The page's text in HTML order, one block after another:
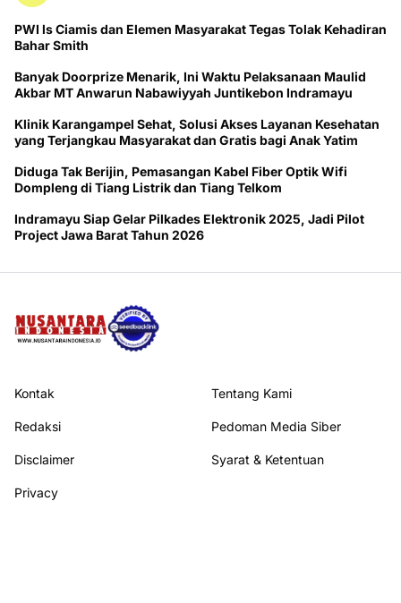
PWI ls Ciamis dan Elemen Masyarakat Tegas Tolak Kehadiran
Bahar Smith
Banyak Doorprize Menarik, Ini Waktu Pelaksanaan Maulid
Akbar MT Anwarun Nabawiyyah Juntikebon Indramayu
Klinik Karangampel Sehat, Solusi Akses Layanan Kesehatan
yang Terjangkau Masyarakat dan Gratis bagi Anak Yatim
Diduga Tak Berijin, Pemasangan Kabel Fiber Optik Wifi
Dompleng di Tiang Listrik dan Tiang Telkom
Indramayu Siap Gelar Pilkades Elektronik 2025, Jadi Pilot
Project Jawa Barat Tahun 2026
Kontak Tentang Kami
Redaksi Pedoman Media Siber
Disclaimer Syarat & Ketentuan
Privacy